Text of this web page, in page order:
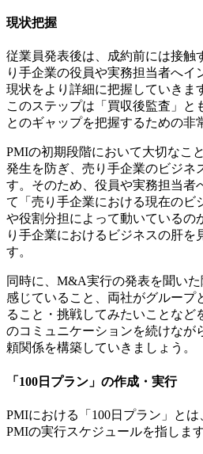
現状把握
従業員発表後は、成約前には接触
り手企業の役員や実務担当者へイ
現状をより詳細に把握していきま
このステップは「買収後監査」と
とのギャップを把握するための非
PMIの初期段階において大切なこ
発生を防ぎ、売り手企業のビジネ
す。そのため、役員や実務担当者
て「売り手企業における現在のビ
や役割分担によって動いているの
り手企業におけるビジネスの肝を
す。
同時に、M&A実行の発表を聞い
感じていること、両社がグループ
ること・挑戦してみたいことなど
のコミュニケーションを続けなが
頼関係を構築していきましょう。
「100日プラン」の作成・実行
PMIにおける「100日プラン」と
PMIの実行スケジュールを指します